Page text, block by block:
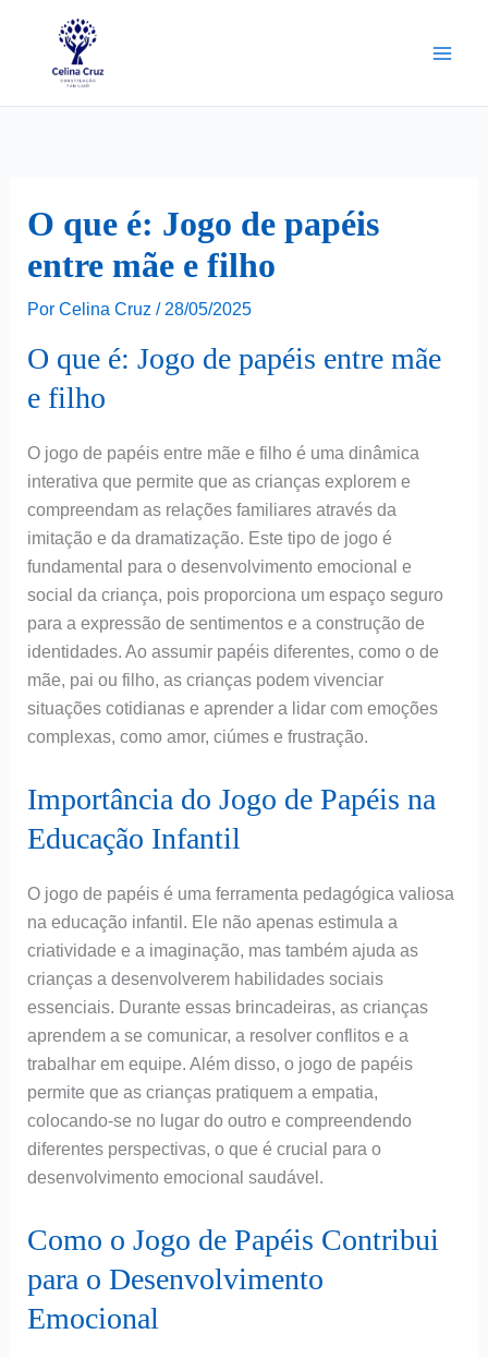
O que é: Jogo de papéis
entre mãe e filho
Por Celina Cruz / 28/05/2025
O que é: Jogo de papéis entre mãe
e filho
O jogo de papéis entre mãe e filho é uma dinâmica
interativa que permite que as crianças explorem e
compreendam as relações familiares através da
imitação e da dramatização. Este tipo de jogo é
fundamental para o desenvolvimento emocional e
social da criança, pois proporciona um espaço seguro
para a expressão de sentimentos e a construção de
identidades. Ao assumir papéis diferentes, como o de
mãe, pai ou filho, as crianças podem vivenciar
situações cotidianas e aprender a lidar com emoções
complexas, como amor, ciúmes e frustração.
Importância do Jogo de Papéis na
Educação Infantil
O jogo de papéis é uma ferramenta pedagógica valiosa
na educação infantil. Ele não apenas estimula a
criatividade e a imaginação, mas também ajuda as
crianças a desenvolverem habilidades sociais
essenciais. Durante essas brincadeiras, as crianças
aprendem a se comunicar, a resolver conflitos e a
trabalhar em equipe. Além disso, o jogo de papéis
permite que as crianças pratiquem a empatia,
colocando-se no lugar do outro e compreendendo
diferentes perspectivas, o que é crucial para o
desenvolvimento emocional saudável.
Como o Jogo de Papéis Contribui
para o Desenvolvimento
Emocional